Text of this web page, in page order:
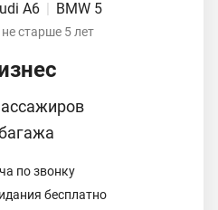
A6 | BMW 5
старше 5 лет
по звонку
бесплатно